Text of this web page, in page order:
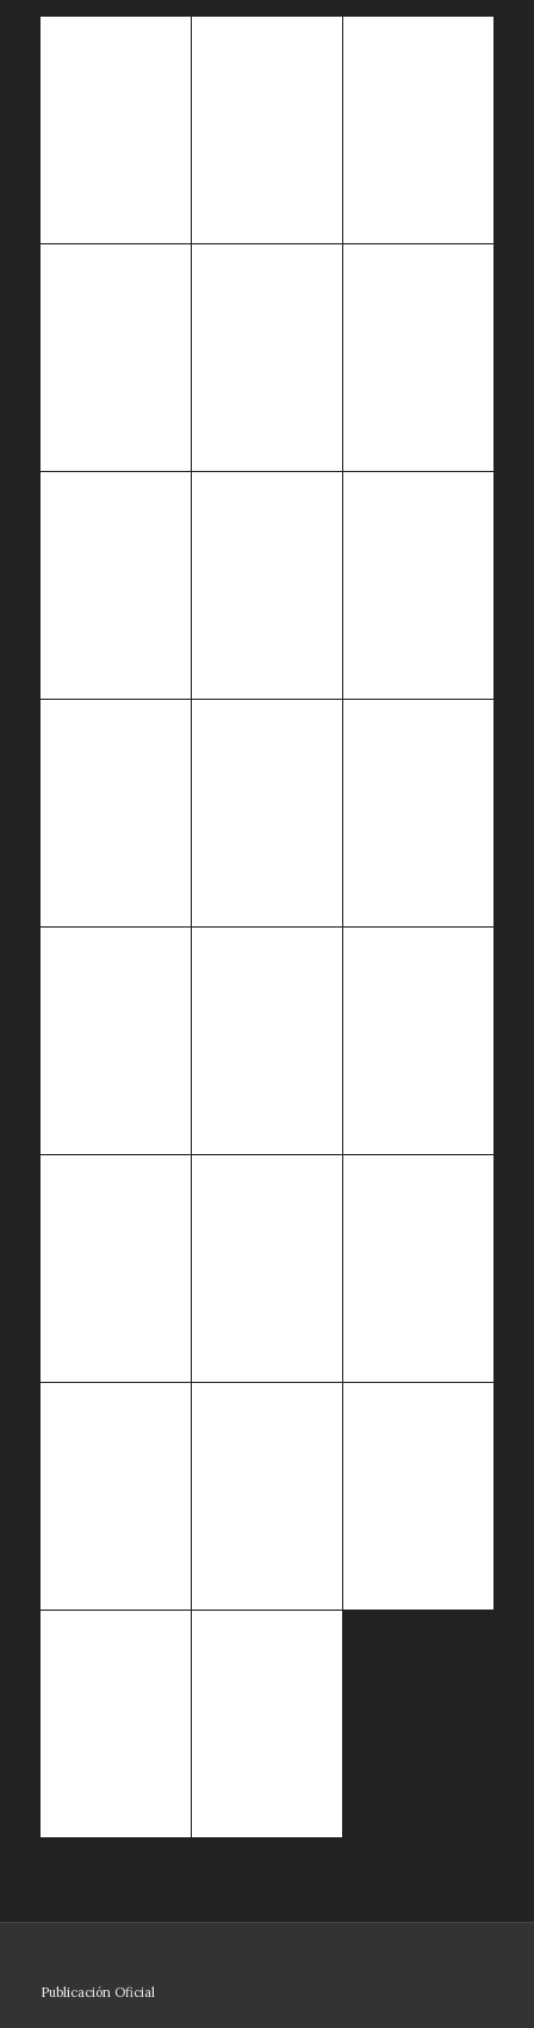
Publicación Oficial